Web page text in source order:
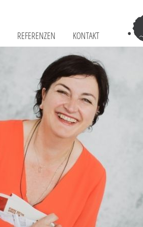
–
REFERENZEN KONTAKT